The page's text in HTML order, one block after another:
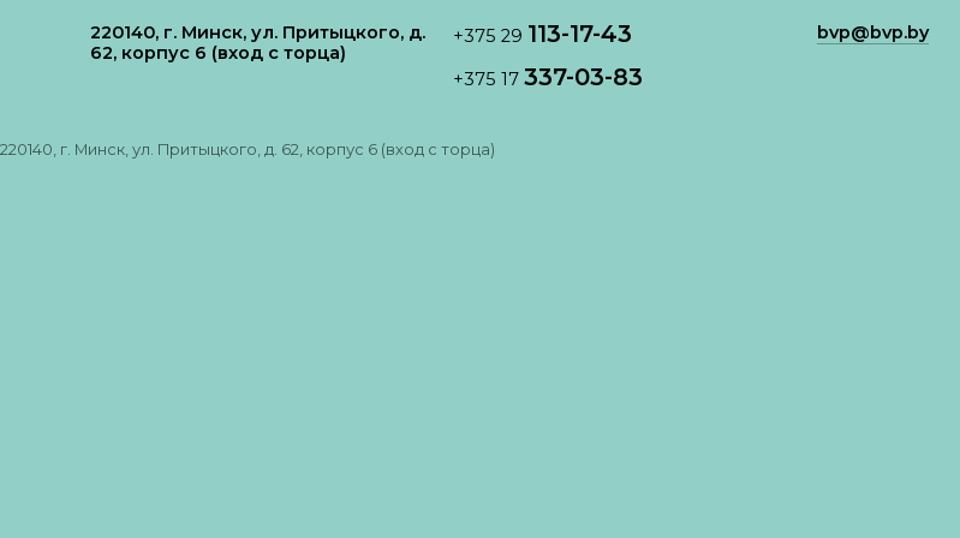
220140, г. Минск, ул. Притыцкого, д.
62, корпус 6 (вход с торца)
220140, г. Минск, ул. Притыцкого, д. 62, корпус 6 (вход с торца)
+375 29 113-17-43
+375 17337-03-83
bvp@bvp.by